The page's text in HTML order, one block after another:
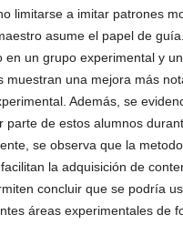
limitarse a imitar patrones
asume el papel de
en un grupo experimental y
muestran una mejora más
Además, se
parte de estos alumnos
se observa que la
la adquisición de
concluir que se podría
áreas experimentales de